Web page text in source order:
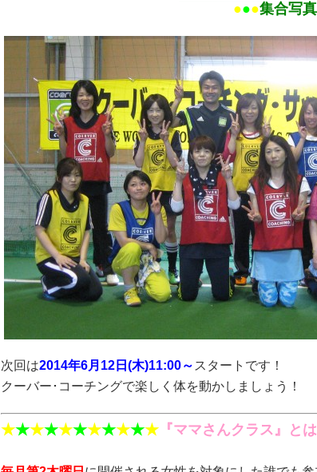
●●●集合写真
次回は2014年6月12日(木)11:00～ スタートです！
クーバー･コーチングで楽しく体を動かしましょう！
★★★★★★★★★★★ 『ママさんクラス』と